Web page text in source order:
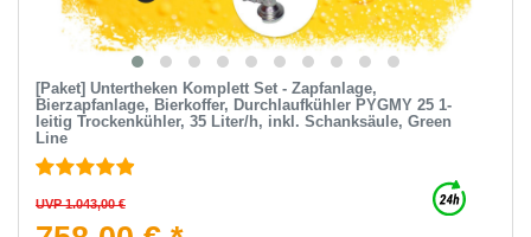
[Paket] Untertheken Komplett Set - Zapfanlage,
Bierzapfanlage, Bierkoffer, Durchlaufkühler PYGMY 25 1-
leitig Trockenkühler, 35 Liter/h, inkl. Schanksäule, Green
Line
UVP 1.043,00 €